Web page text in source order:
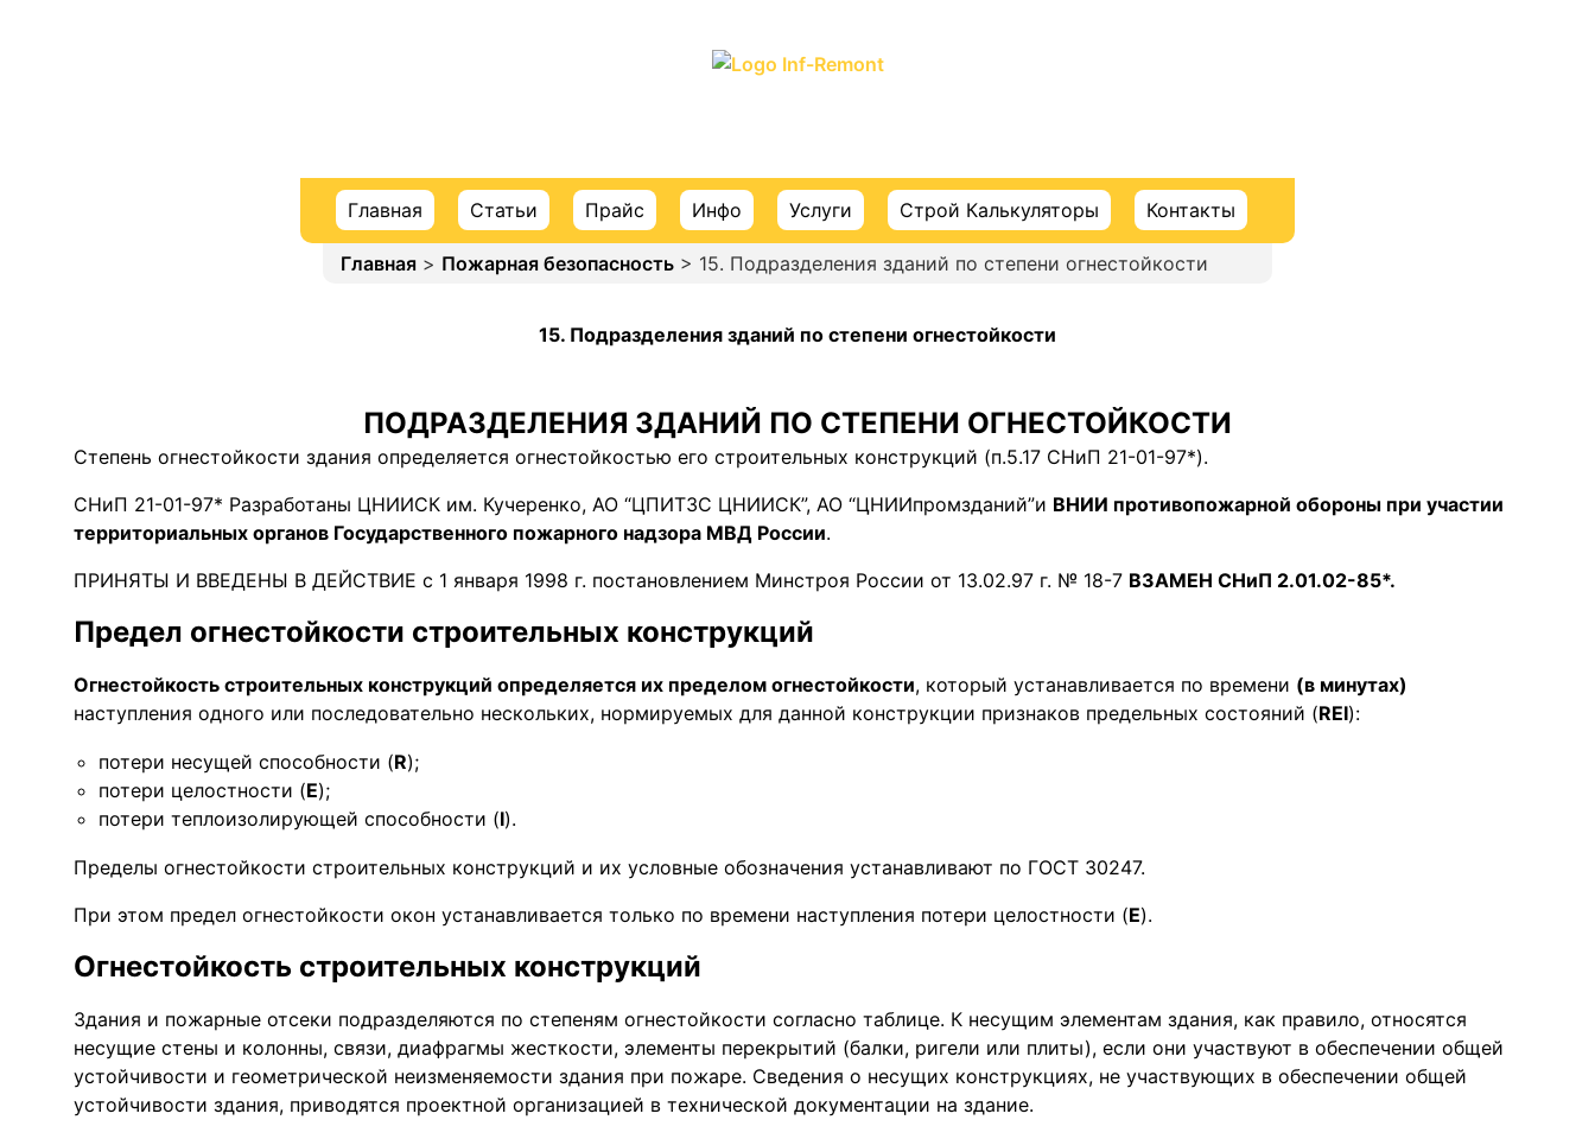
Главная Статьи Прайс Инфо Услуги Строй Калькуляторы Контакты
Главная > Пожарная безопасность > 15. Подразделения зданий по степени огнестойкости
15. Подразделения зданий по степени огнестойкости
ПОДРАЗДЕЛЕНИЯ ЗДАНИЙ ПО СТЕПЕНИ ОГНЕСТОЙКОСТИ
Степень огнестойкости здания определяется огнестойкостью его строительных конструкций (п.5.17 СНиП 21-01-97*).
СНиП 21-01-97* Разработаны ЦНИИСК им. Кучеренко, АО “ЦПИТЗС ЦНИИСК”, АО “ЦНИИпромзданий”и ВНИИ противопожарной обороны при участии
территориальных органов Государственного пожарного надзора МВД России.
ПРИНЯТЫ И ВВЕДЕНЫ В ДЕЙСТВИЕ с 1 января 1998 г. постановлением Минстроя России от 13.02.97 г. № 18-7 ВЗАМЕН СНиП 2.01.02-85*.
Предел огнестойкости строительных конструкций
Огнестойкость строительных конструкций определяется их пределом огнестойкости, который устанавливается по времени (в минутах)
наступления одного или последовательно нескольких, нормируемых для данной конструкции признаков предельных состояний (REI):
потери несущей способности (R);
потери целостности (Е);
потери теплоизолирующей способности (I).
Пределы огнестойкости строительных конструкций и их условные обозначения устанавливают по ГОСТ 30247.
При этом предел огнестойкости окон устанавливается только по времени наступления потери целостности (Е).
Огнестойкость строительных конструкций
Здания и пожарные отсеки подразделяются по степеням огнестойкости согласно таблице. К несущим элементам здания, как правило, относятся
несущие стены и колонны, связи, диафрагмы жесткости, элементы перекрытий (балки, ригели или плиты), если они участвуют в обеспечении общей
устойчивости и геометрической неизменяемости здания при пожаре. Сведения о несущих конструкциях, не участвующих в обеспечении общей
устойчивости здания, приводятся проектной организацией в технической документации на здание.